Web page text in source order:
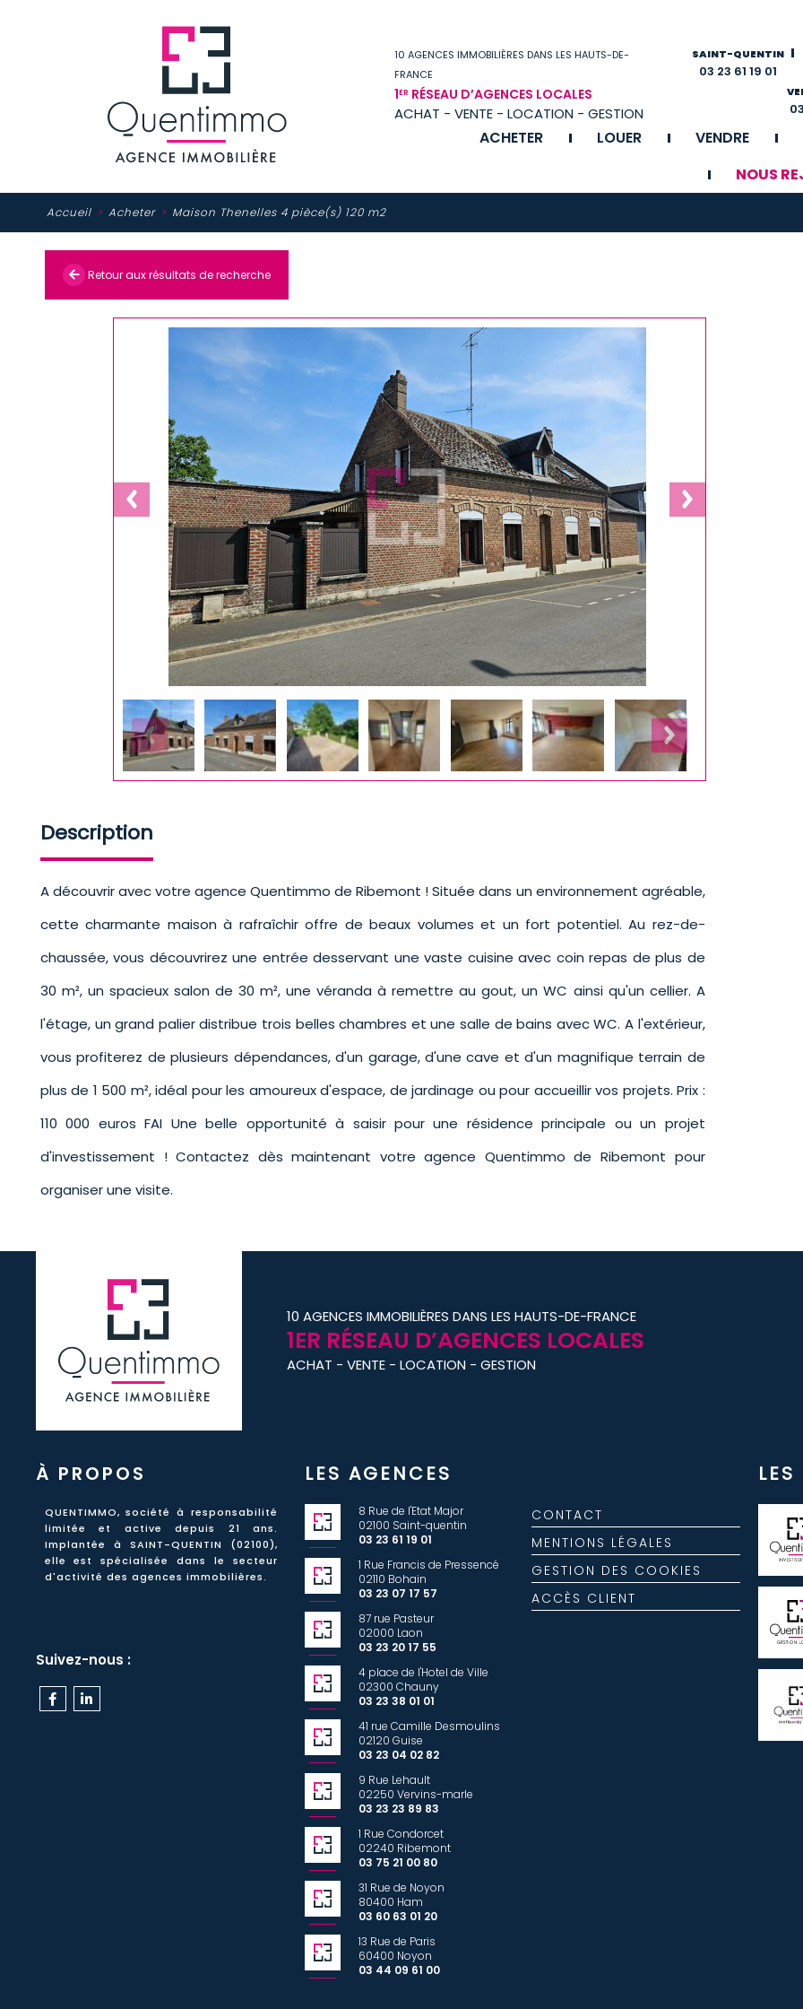
10 AGENCES IMMOBILIÈRES DANS LES HAUTS-DE-
FRANCE
1ER RÉSEAU D’AGENCES LOCALES
ACHAT - VENTE - LOCATION - GESTION
SAINT-QUENTIN
03 23 61 19 01
ACHETER LOUER VENDRE
NOUS
Accueil Acheter Maison Thenelles 4 pièce(s) 120 m2
Retour aux résultats de recherche
Description
A découvrir avec votre agence Quentimmo de Ribemont ! Située dans un environnement agréable,
cette charmante maison à rafraîchir offre de beaux volumes et un fort potentiel. Au rez-de-
chaussée, vous découvrirez une entrée desservant une vaste cuisine avec coin repas de plus de
30 m², un spacieux salon de 30 m², une véranda à remettre au gout, un WC ainsi qu'un cellier. A
l'étage, un grand palier distribue trois belles chambres et une salle de bains avec WC. A l'extérieur,
vous profiterez de plusieurs dépendances, d'un garage, d'une cave et d'un magnifique terrain de
plus de 1 500 m², idéal pour les amoureux d'espace, de jardinage ou pour accueillir vos projets. Prix :
110 000 euros FAI Une belle opportunité à saisir pour une résidence principale ou un projet
d'investissement ! Contactez dès maintenant votre agence Quentimmo de Ribemont pour
organiser une visite.
10 AGENCES IMMOBILIÈRES DANS LES HAUTS-DE-FRANCE
1ER RÉSEAU D’AGENCES LOCALES
ACHAT - VENTE - LOCATION - GESTION
À PROPOS
QUENTIMMO, société à responsabilité
limitée et activedepuis 21 ans.
Implantée à SAINT-QUENTIN (02100),
elle est spécialisée dans le secteur
d'activité des agences immobilières.
Suivez-nous :
LES AGENCES
8 Rue de l'Etat Major
02100 Saint-quentin
03 23 61 19 01
1 Rue Francis de Pressencé
02110 Bohain
03 23 07 17 57
87 rue Pasteur
02000 Laon
03 23 20 17 55
4 place de l'Hotel de Ville
02300 Chauny
03 23 38 01 01
41 rue Camille Desmoulins
02120 Guise
03 23 04 02 82
9 Rue Lehault
02250 Vervins-marle
03 23 23 89 83
1 Rue Condorcet
02240 Ribemont
03 75 21 00 80
31 Rue de Noyon
80400 Ham
03 60 63 01 20
13 Rue de Paris
60400 Noyon
03 44 09 61 00
CONTACT
MENTIONS LÉGALES
GESTION DES COOKIES
ACCÈS CLIENT
LES